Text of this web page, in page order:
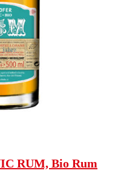
RUM, Bio Rum